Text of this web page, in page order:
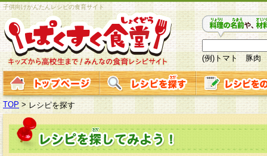
子供向けかんたんレシピの食育サイト
(例)トマト 豚肉
TOP > レシピを探す